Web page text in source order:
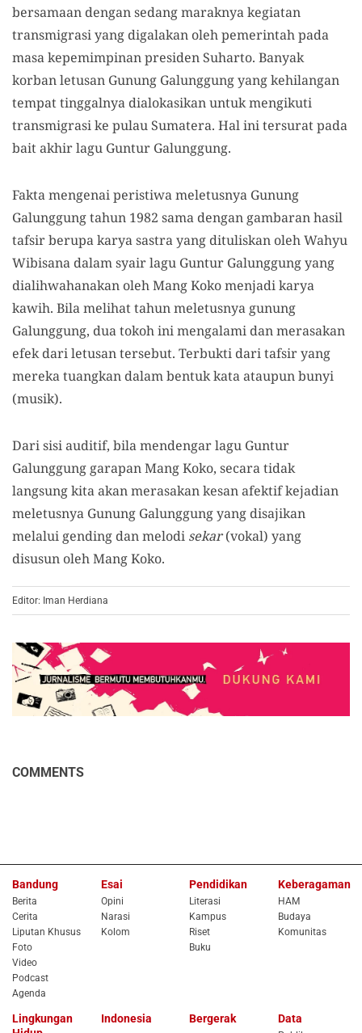
bersamaan dengan sedang maraknya kegiatan
transmigrasi yang digalakan oleh pemerintah pada
masa kepemimpinan presiden Suharto. Banyak
korban letusan Gunung Galunggung yang kehilangan
tempat tinggalnya dialokasikan untuk mengikuti
transmigrasi ke pulau Sumatera. Hal ini tersurat pada
bait akhir lagu Guntur Galunggung.
Fakta mengenai peristiwa meletusnya Gunung
Galunggung tahun 1982 sama dengan gambaran hasil
tafsir berupa karya sastra yang dituliskan oleh Wahyu
Wibisana dalam syair lagu Guntur Galunggung yang
dialihwahanakan oleh Mang Koko menjadi karya
kawih. Bila melihat tahun meletusnya gunung
Galunggung, dua tokoh ini mengalami dan merasakan
efek dari letusan tersebut. Terbukti dari tafsir yang
mereka tuangkan dalam bentuk kata ataupun bunyi
(musik).
Dari sisi auditif, bila mendengar lagu Guntur
Galunggung garapan Mang Koko, secara tidak
langsung kita akan merasakan kesan afektif kejadian
meletusnya Gunung Galunggung yang disajikan
melalui gending dan melodi sekar(vokal) yang
disusun oleh Mang Koko.
Editor: Iman Herdiana
COMMENTS
Bandung
Berita
Cerita
Liputan Khusus
Foto
Video
Podcast
Agenda
Esai
Opini
Narasi
Kolom
Pendidikan
Literasi
Kampus
Riset
Buku
Keberagaman
HAM
Budaya
Komunitas
Lingkungan
Indonesia Bergerak Data